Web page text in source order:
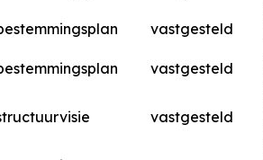
vastgesteld
vastgesteld
vastgesteld